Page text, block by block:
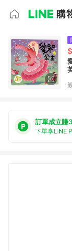
訂單成立賺
下單享LINE